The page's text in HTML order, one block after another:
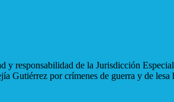
y responsabilidad de la Jurisdicción
Gutiérrez por crímenes de guerra y de